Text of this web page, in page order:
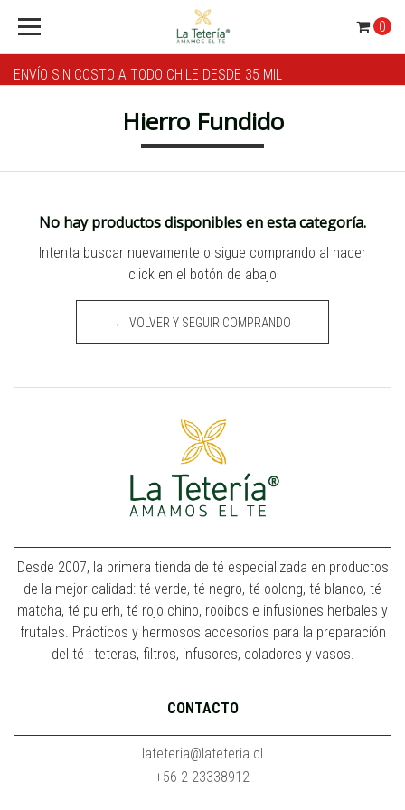
ENVÍO SIN COSTO A TODO CHILE DESDE 35 MIL
0
Hierro Fundido
No hay productos disponibles en esta categoría.
Intenta buscar nuevamente o sigue comprando al hacer
click en el botón de abajo
← VOLVER Y SEGUIR COMPRANDO
Desde 2007, la primera tienda de té especializada en productos
de la mejor calidad: té verde, té negro, té oolong, té blanco, té
matcha, té pu erh, té rojo chino, rooibos e infusiones herbales y
frutales. Prácticos y hermosos accesorios para la preparación
del té : teteras, filtros, infusores, coladores y vasos.
CONTACTO
lateteria@lateteria.cl
+56 2 23338912